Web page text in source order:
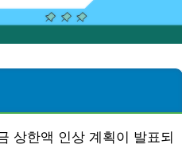
상한액 인상 계획이 발표되